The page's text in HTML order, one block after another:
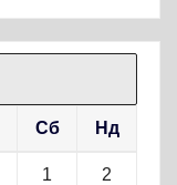
Сб Нд
1 2